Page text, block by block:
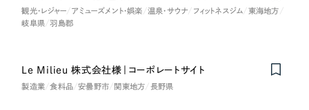
観光・レジャー アミューズメント・娯楽 温泉・サウナ フィットネスジム
東海地方
岐阜県
羽島郡
Le Milieu 株式会社様｜コーポレートサイト
製造業 食料品 安曇野市 関東地方 長野県